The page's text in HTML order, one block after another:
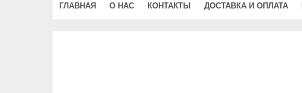
ГЛАВНАЯ О НАС КОНТАКТЫ ДОСТАВКА И ОПЛАТА